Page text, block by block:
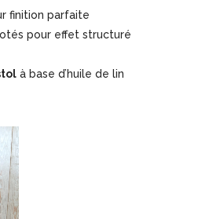
finition parfaite
pour effet structuré
à base d’huile de lin